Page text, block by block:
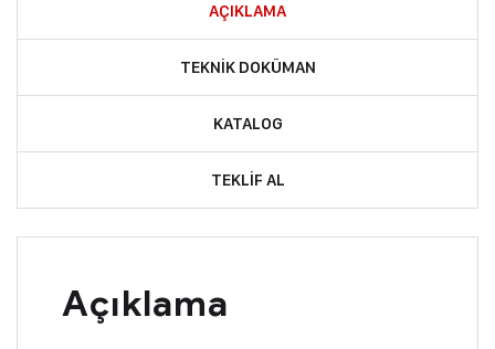
AÇIKLAMA
TEKNIK DOKÜMAN
KATALOG
TEKLIF AL
Açıklama